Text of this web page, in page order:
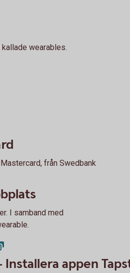
wearables.
från Swedbank
I samband med
appen